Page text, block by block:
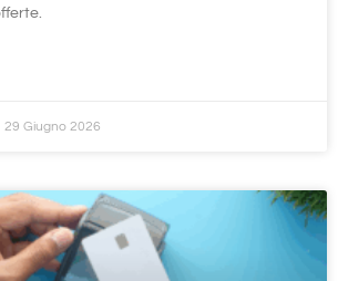
29 Giugno 2026